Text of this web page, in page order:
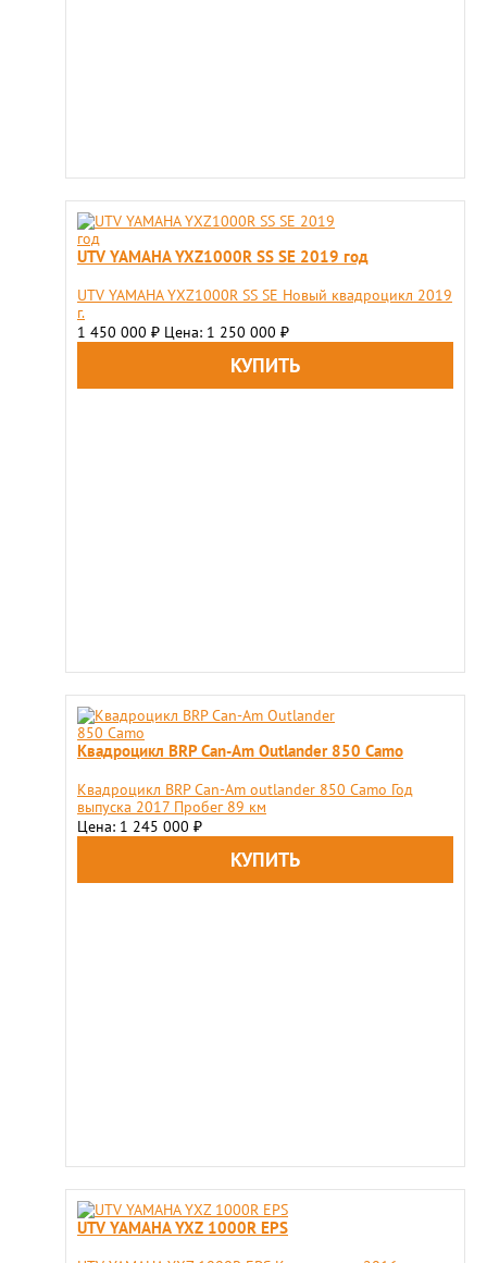
UTV YAMAHA YXZ1000R SS SE 2019 год
UTV YAMAHA YXZ1000R SS SE Новый квадроцикл 2019
г.
1 450 000 ₽ Цена: 1 250 000 ₽
Квадроцикл BRP Can-Am Outlander 850 Camo
Квадроцикл BRP Can-Am outlander 850 Camo Год
выпуска 2017 Пробег 89 км
Цена: 1 245 000 ₽
UTV YAMAHA YXZ 1000R EPS